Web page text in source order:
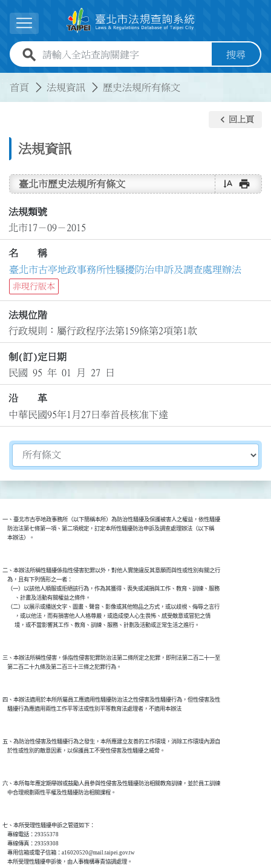
展開選單
全站查詢關鍵字欄位 搜尋
首頁 法規資訊 歷史法規所有條文
法規資訊
keyboard_arrow_left 回上頁
臺北市歷史法規所有條文 text_rotate_vertical print
法規類號
北市17－09－2015
名 稱
臺北市古亭地政事務所性騷擾防治申訴及調查處理辦法
非現行版本
法規位階
行政規則：屬行政程序法第159條第2項第1款
制(訂)定日期
民國 95 年 01 月 27 日
沿 革
中華民國95年1月27日奉首長核准下達
切換選擇法規資訊內容
一、臺北市古亭地政事務所（以下簡稱本所）為防治性騷擾及保護被害人之權益，依性騷擾
    防治法第七條第一項、第二項規定，訂定本所性騷擾防治申訴及調查處理辦法（以下稱
    本辦法）。
二、本辦法所稱性騷擾係指性侵害犯罪以外，對他人實施違反其意願而與性或性別有關之行
    為，且有下列情形之一者：
    （一）以該他人順服或拒絕該行為，作為其獲得、喪失或減損與工作、教育、訓練、服務
          、計畫及活動有關權益之條件。
    （二）以展示或播送文字、圖畫、聲音、影像或其他物品之方式，或以歧視、侮辱之言行
          ，或以他法，而有損害他人人格尊嚴，或造成使人心生畏怖、感受敵意或冒犯之情
          境，或不當影響其工作、教育、訓練、服務、計劃及活動或正常生活之進行。
三、本辦法所稱性侵害，係指性侵害犯罪防治法第二條所定之犯罪，即刑法第二百二十一至
    第二百二十九條及第二百三十三條之犯罪行為。
四、本辦法適用於本所所屬員工應適用性騷擾防治法之性侵害及性騷擾行為，但性侵害及性
    騷擾行為應適用兩性工作平等法或性別平等教育法處理者，不適用本辦法
五、為防治性侵害及性騷擾行為之發生，本所應建立友善的工作環境，消除工作環境內源自
    於性或性別的敵意因素，以保護員工不受性侵害及性騷擾之威脅。
六、本所每年應定期舉辦或鼓勵人員參與性侵害及性騷擾防治相關教育訓練，並於員工訓練
    中合理規劃兩性平權及性騷擾防治相關課程。
七、本所受理性騷擾申訴之管道如下：
    專線電話：29355378
    專線傳真：29359308
    專用信箱或電子信箱：a16020520@mail.taipei.gov.tw
    本所受理性騷擾申訴後，由人事機構專責協調處理。